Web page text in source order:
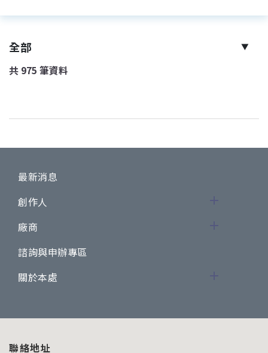
全部 ▼
共 975 筆資料
最新消息
創作人
廠商
諮詢與申辦專區
關於本處
聯絡地址